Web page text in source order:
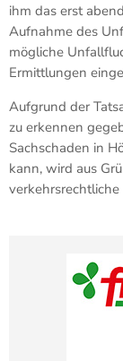
ihm das erst
Aufnahme des
mögliche
Ermittlungen
Aufgrund der
zu erkennen
Sachschaden in
kann, wird aus